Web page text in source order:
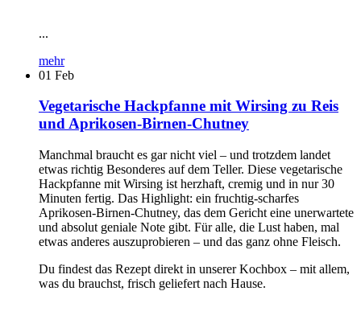
...
mehr
01 Feb
Vegetarische Hackpfanne mit Wirsing zu Reis
und Aprikosen-Birnen-Chutney
Manchmal braucht es gar nicht viel – und trotzdem landet
etwas richtig Besonderes auf dem Teller. Diese vegetarische
Hackpfanne mit Wirsing ist herzhaft, cremig und in nur 30
Minuten fertig. Das Highlight: ein fruchtig-scharfes
Aprikosen-Birnen-Chutney, das dem Gericht eine unerwartete
und absolut geniale Note gibt. Für alle, die Lust haben, mal
etwas anderes auszuprobieren – und das ganz ohne Fleisch.
Du findest das Rezept direkt in unserer Kochbox – mit allem,
was du brauchst, frisch geliefert nach Hause.